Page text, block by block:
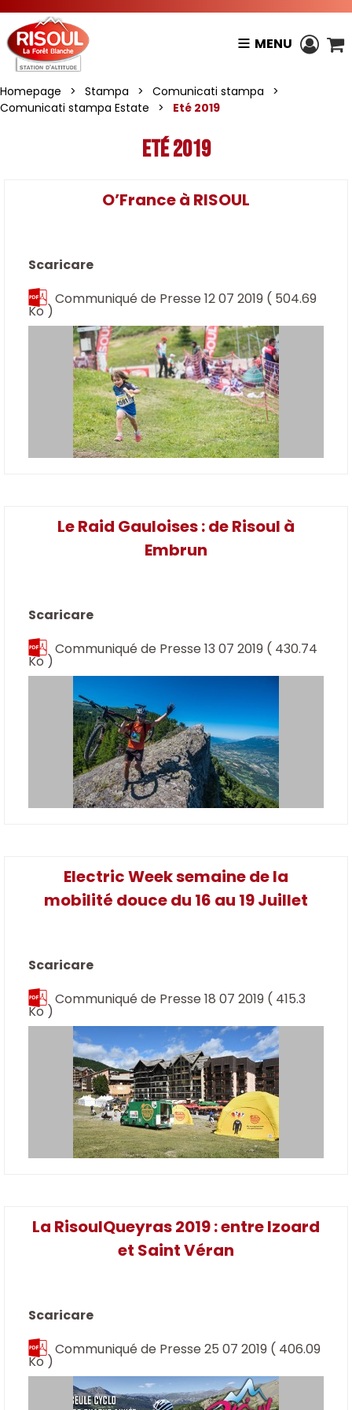
MENU
Homepage > Stampa > Comunicati stampa
>
Comunicati stampa Estate
> Eté 2019
Eté 2019
O’France à RISOUL
Scaricare
Communiqué de Presse 12 07 2019 ( 504.69
Ko )
Le Raid Gauloises : de Risoul à
Embrun
Scaricare
Communiqué de Presse 13 07 2019 ( 430.74
Ko )
Electric Week semaine de la
mobilité douce du 16 au 19 Juillet
Scaricare
Communiqué de Presse 18 07 2019 ( 415.3
Ko )
La RisoulQueyras 2019 : entre Izoard
et Saint Véran
Scaricare
Communiqué de Presse 25 07 2019 ( 406.09
Ko )